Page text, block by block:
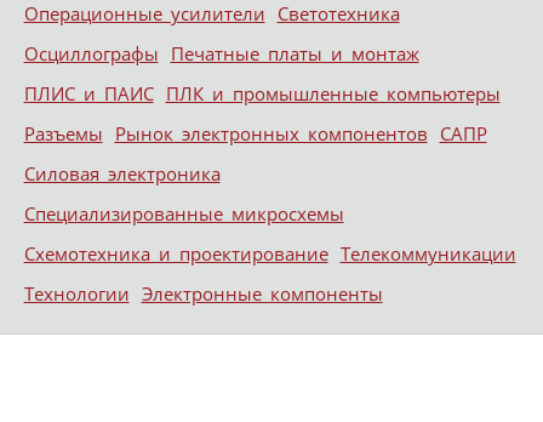
Операционные усилители Светотехника
Осциллографы Печатные платы и монтаж
ПЛИС и ПАИС ПЛК и промышленные компьютеры
Разъемы Рынок электронных компонентов САПР
Силовая электроника
Специализированные микросхемы
Схемотехника и проектирование Телекоммуникации
Технологии Электронные компоненты